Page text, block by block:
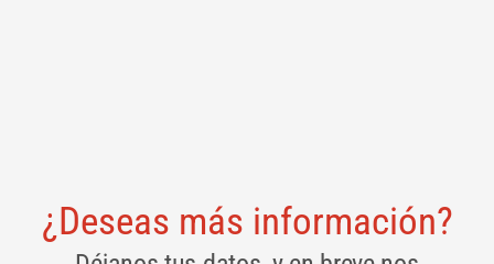
¿Deseas más información?